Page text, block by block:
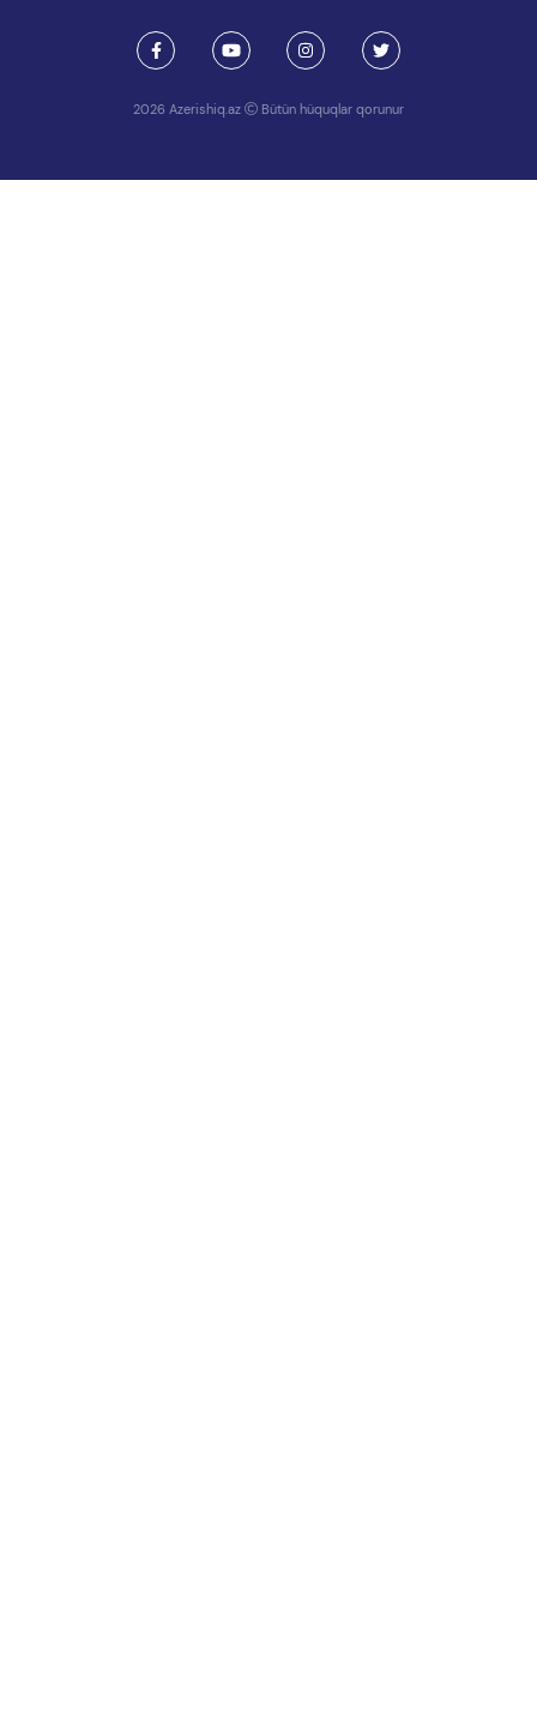
2026 Azerishiq.az Bütün hüquqlar qorunur